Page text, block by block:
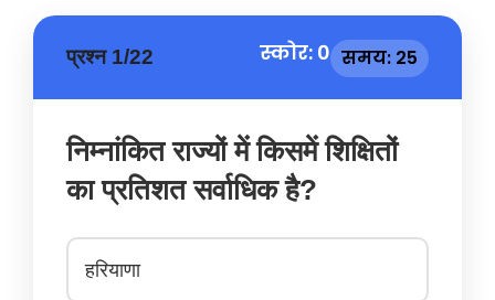
प्रश्न 1/22 स्कोर: 0 समय: 25
निम्नांकित राज्यों में किसमें शिक्षितों
का प्रतिशत सर्वाधिक है?
हरियाणा